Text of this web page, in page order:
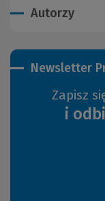
Autorzy
Newsletter
Zapisz
i